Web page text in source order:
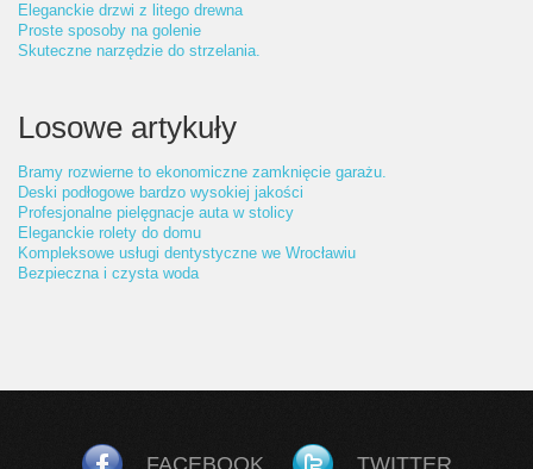
Eleganckie drzwi z litego drewna
Proste sposoby na golenie
Skuteczne narzędzie do strzelania.
Losowe artykuły
Bramy rozwierne to ekonomiczne zamknięcie garażu.
Deski podłogowe bardzo wysokiej jakości
Profesjonalne pielęgnacje auta w stolicy
Eleganckie rolety do domu
Kompleksowe usługi dentystyczne we Wrocławiu
Bezpieczna i czysta woda
FACEBOOK TWITTER